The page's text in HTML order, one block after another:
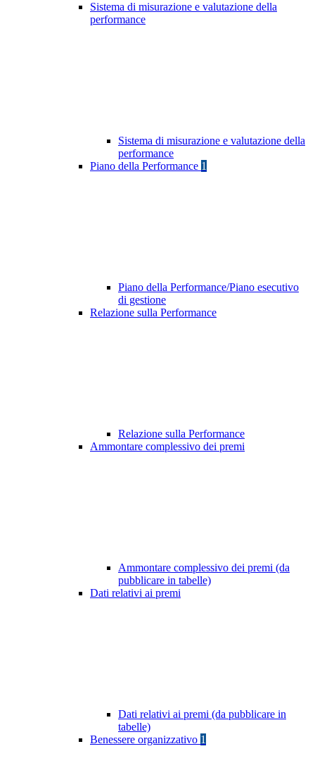
Sistema di misurazione e valutazione della
performance
Sistema di misurazione e valutazione della
performance
Piano della Performance 1
Piano della Performance/Piano esecutivo
di gestione
Relazione sulla Performance
Relazione sulla Performance
Ammontare complessivo dei premi
Ammontare complessivo dei premi (da
pubblicare in tabelle)
Dati relativi ai premi
Dati relativi ai premi (da pubblicare in
tabelle)
Benessere organizzativo 1